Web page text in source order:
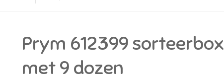
Prym 612399 sorteerbox
met 9 dozen